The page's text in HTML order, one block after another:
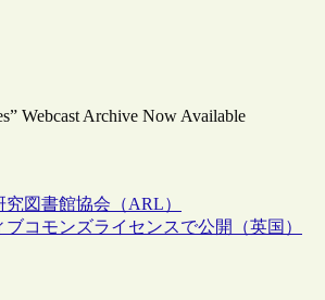
Webcast Archive Now Available
究図書館協会（ARL）
コモンズライセンスで公開（英国）